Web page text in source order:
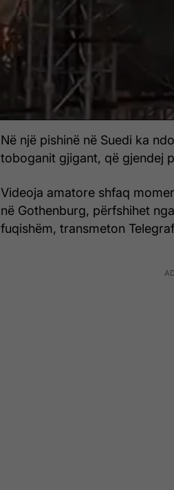
Në një pishinë në Suedi ka
toboganit gjigant, që gjendej
Videoja amatore shfaq
në Gothenburg, përfshihet
fuqishëm, transmeton